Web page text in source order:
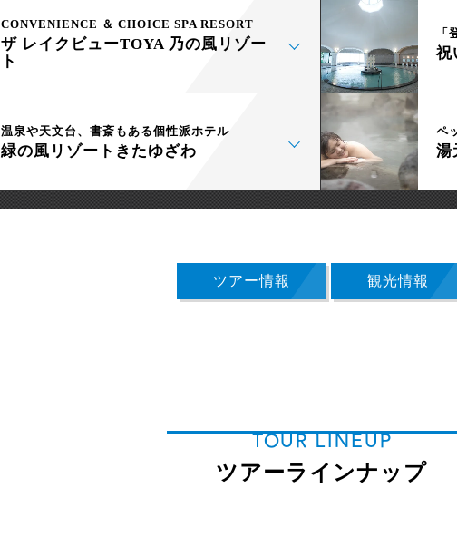
CONVENIENCE ＆ CHOICE SPA RESORT
ザ レイクビューTOYA 乃の風リゾー
ト
「
祝
温泉や天文台、書斎もある個性派ホテル
緑の風リゾートきたゆざわ
ペ
湯
ツアー情報 観光情報
TOUR LINEUP
ツアーラインナップ